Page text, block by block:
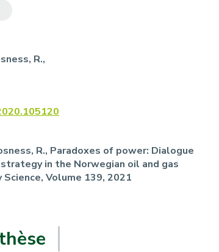
R.,
R., Paradoxes of power: Dialogue
in the Norwegian oil and gas
, Volume 139, 2021